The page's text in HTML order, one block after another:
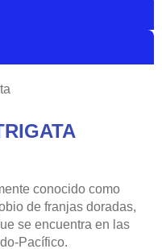
conocido como
de franjas doradas,
se encuentra en las
Pacífico.